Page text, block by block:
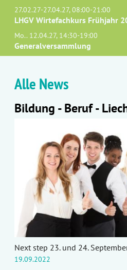
27.02.27-27.04.27, 08:00-21:00
LHGV Wirtefachkurs Frühjahr
Mo.. 12.04.27, 14:30-19:00
Generalversammlung
Alle News
Bildung - Beruf -
Next step 23. und 24.
19.09.2022